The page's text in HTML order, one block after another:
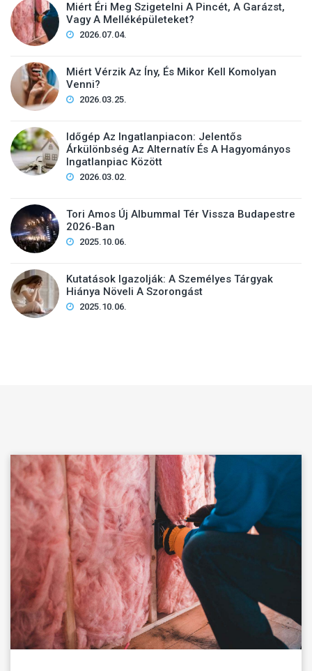
Miért Éri Meg Szigetelni A Pincét, A Garázst,
Vagy A Melléképületeket?
2026.07.04.
Miért Vérzik Az Íny, És Mikor Kell Komolyan
Venni?
2026.03.25.
Időgép Az Ingatlanpiacon: Jelentős
Árkülönbség Az Alternatív És A Hagyományos
Ingatlanpiac Között
2026.03.02.
Tori Amos Új Albummal Tér Vissza Budapestre
2026-Ban
2025.10.06.
Kutatások Igazolják: A Személyes Tárgyak
Hiánya Növeli A Szorongást
2025.10.06.